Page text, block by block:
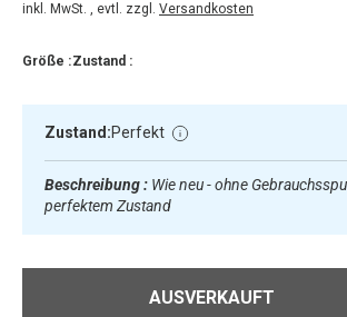
inkl. MwSt. , evtl. zzgl. Versandkosten
Größe :Zustand :
Zustand:Perfekt
Beschreibung : Wie neu - ohne
perfektem Zustand
AUSVERKAUFT